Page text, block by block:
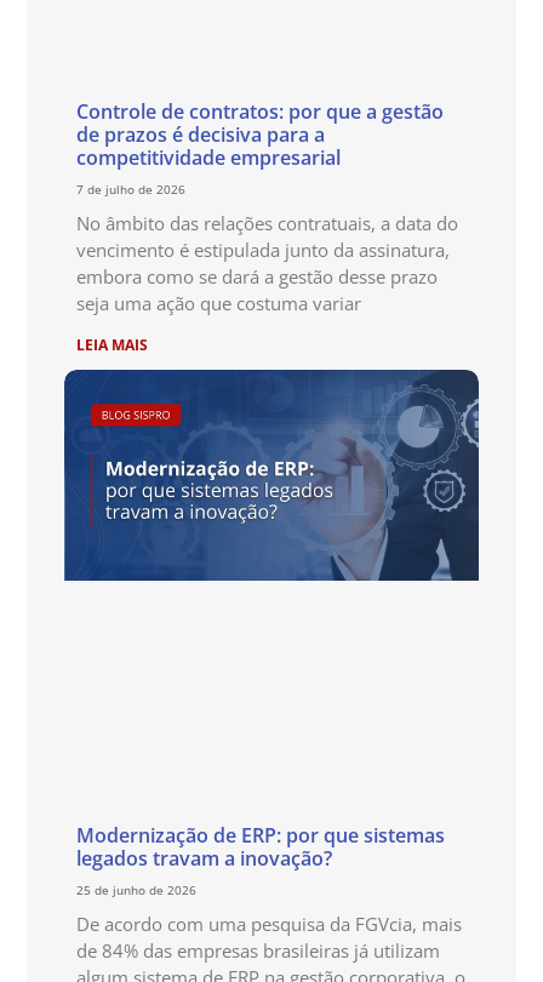
Controle de contratos: por que a gestão
de prazos é decisiva para a
competitividade empresarial
7 de julho de 2026
No âmbito das relações contratuais, a data do
vencimento é estipulada junto da assinatura,
embora como se dará a gestão desse prazo
seja uma ação que costuma variar
LEIA MAIS
Modernização de ERP: por que sistemas
legados travam a inovação?
25 de junho de 2026
De acordo com uma pesquisa da FGVcia, mais
de 84% das empresas brasileiras já utilizam